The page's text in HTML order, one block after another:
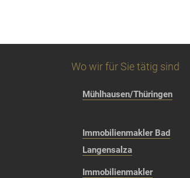
Wo wir für Sie tätig sind
Mühlhausen/Thüringen
Immobilienmakler Bad
Langensalza
Immobilienmakler